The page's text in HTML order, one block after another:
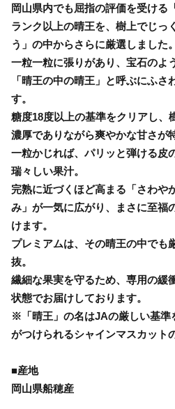
岡山県内でも屈指の評価を受ける
ランク以上の晴王を、樹上でじっ
う」の中からさらに厳選しました。
一粒一粒に張りがあり、宝石のよ
「晴王の中の晴王」と呼ぶにふ
す。
糖度18度以上の基準をクリアし、
濃厚でありながら爽やかな甘さが
一粒かじれば、パリッと弾ける皮
瑞々しい果汁。
完熟に近づくほど高まる「さわや
み」が一気に広がり、まさに至福
けます。
プレミアムは、その晴王の中でも
抜。
繊細な果実を守るため、専用の緩
状態でお届けしております。
※「晴王」の名はJAの厳しい基準
がつけられるシャインマスカット
■産地
岡山県船穂産